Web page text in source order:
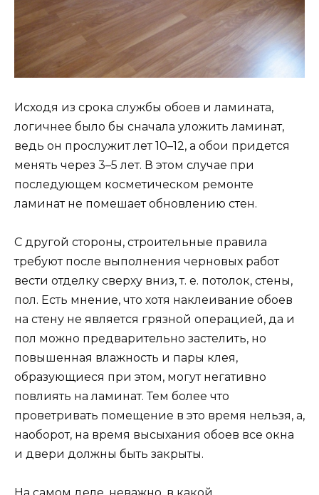
Исходя из срока службы обоев и ламината,
логичнее было бы сначала уложить ламинат,
ведь он прослужит лет 10–12, а обои придется
менять через 3–5 лет. В этом случае при
последующем косметическом ремонте
ламинат не помешает обновлению стен.
С другой стороны, строительные правила
требуют после выполнения черновых работ
вести отделку сверху вниз, т. е. потолок, стены,
пол. Есть мнение, что хотя наклеивание обоев
на стену не является грязной операцией, да и
пол можно предварительно застелить, но
повышенная влажность и пары клея,
образующиеся при этом, могут негативно
повлиять на ламинат. Тем более что
проветривать помещение в это время нельзя, а,
наоборот, на время высыхания обоев все окна
и двери должны быть закрыты.